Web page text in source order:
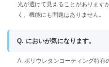
光が透けて見えることがあります
く、機能にも問題はありません。
Q. においが気になります。
A. ポリウレタンコーティング特有